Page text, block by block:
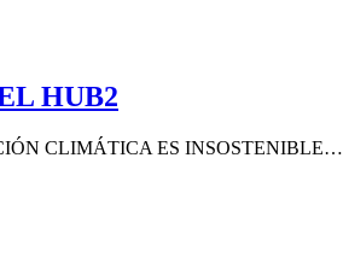
HUB2
CLIMÁTICA ES INSOSTENIBLE…